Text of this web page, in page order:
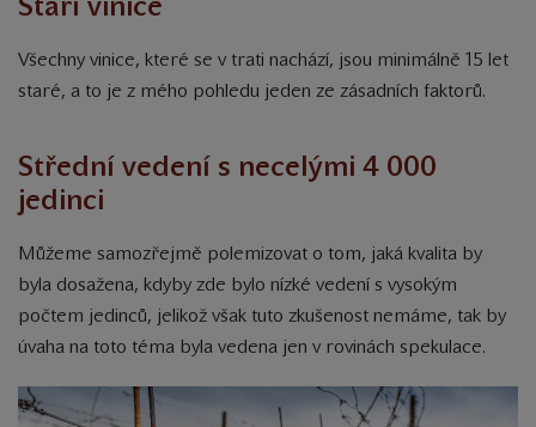
Všechny vinice, které se v trati nachází, jsou minimálně 15 let
staré, a to je z mého pohledu jeden ze zásadních faktorů.
Střední vedení s necelými 4 000
jedinci
Můžeme samozřejmě polemizovat o tom, jaká kvalita by
byla dosažena, kdyby zde bylo nízké vedení s vysokým
počtem jedinců, jelikož však tuto zkušenost nemáme, tak by
úvaha na toto téma byla vedena jen v rovinách spekulace.